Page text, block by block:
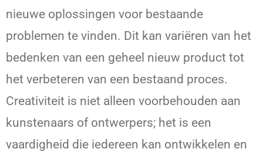
nieuwe oplossingen voor bestaande
problemen te vinden. Dit kan variëren van het
bedenken van een geheel nieuw product tot
het verbeteren van een bestaand proces.
Creativiteit is niet alleen voorbehouden aan
kunstenaars of ontwerpers; het is een
vaardigheid die iedereen kan ontwikkelen en